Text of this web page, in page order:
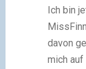
Ich bin
davon
mich auf